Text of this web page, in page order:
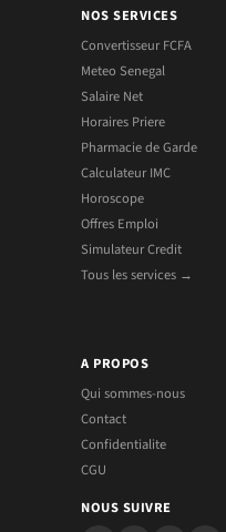
NOS SERVICES
Convertisseur FCFA
Meteo Senegal
Salaire Net
Horaires Priere
Pharmacie de Garde
Calculateur IMC
Horoscope
Offres Emploi
Simulateur Credit
Tous les services →
A PROPOS
Qui sommes-nous
Contact
Confidentialite
CGU
NOUS SUIVRE